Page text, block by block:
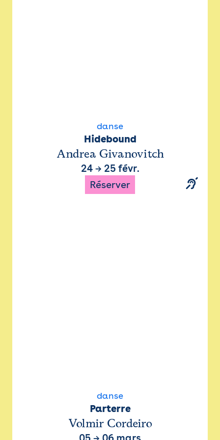
danse
Hidebound
Andrea Givanovitch
24→ 25 févr.
Réserver
danse
Parterre
Volmir Cordeiro